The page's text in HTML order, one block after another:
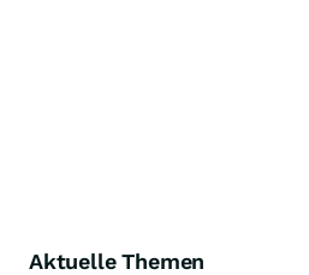
Aktuelle Themen